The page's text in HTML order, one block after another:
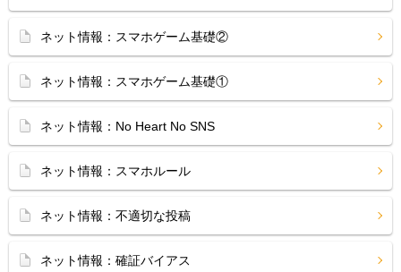
ネット情報：スマホゲーム基礎②
ネット情報：スマホゲーム基礎①
ネット情報：No Heart No SNS
ネット情報：スマホルール
ネット情報：不適切な投稿
ネット情報：確証バイアス